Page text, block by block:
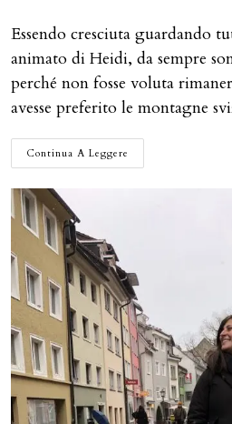
Essendo cresciuta guardando
animato di Heidi, da sempre
perché non fosse voluta
avesse preferito le montagne
Continua A Leggere
WEEKEND